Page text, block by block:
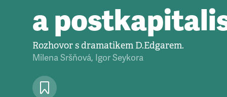
a
Rozhovor s dramatikem D.Edgarem.
Milena Sršňová, Igor Seykora